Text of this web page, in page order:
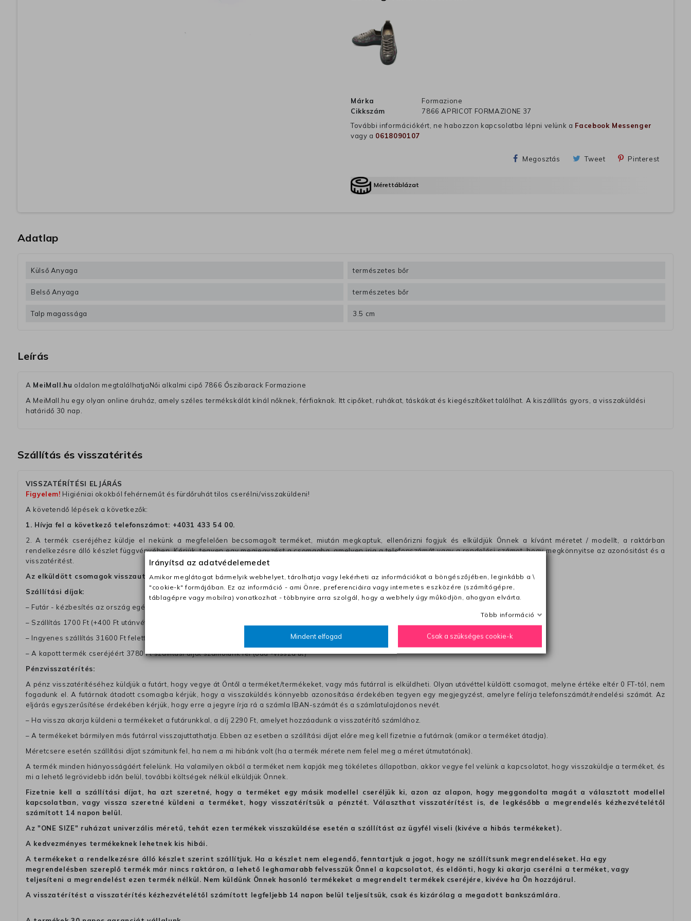
Márka
Formazione
Cikkszám
7866 APRICOT FORMAZIONE 37
További információkért, ne habozzon kapcsolatba lépni velünk a Facebook Messenger
vagy a 0618090107
Megosztás Tweet Pinterest
Mérettáblázat
Adatlap
Külső Anyaga természetes bőr
Belső Anyaga természetes bőr
Talp magassága 3.5 cm
Leírás
A MeiMall.hu oldalon megtalálhatjaNői alkalmi cipő 7866 Őszibarack Formazione
A MeiMall.hu egy olyan online áruház, amely széles termékskálát kínál nőknek, férfiaknak. Itt cipőket, ruhákat, táskákat és kiegészítőket találhat. A kiszállítás gyors, a visszaküldési
határidő 30 nap.
Szállítás és visszatérités
VISSZATÉRÍTÉSI ELJÁRÁS
Figyelem! Higiéniai okokból fehérneműt és fürdőruhát tilos cserélni/visszaküldeni!
A követendő lépések a következők:
1. Hívja fel a következő telefonszámot: +4031 433 54 00.
2. A termék cseréjéhez küldje el nekünk a megfelelően becsomagolt terméket, miután megkaptuk, ellenőrizni fogjuk és elküldjük Önnek a kívánt méretet / modellt, a raktárban
rendelkezésre álló készlet függvényében. Kérjük, tegyen egy megjegyzést a csomagba, amelyen irja a telefonszámát vagy a rendelési számot, hogy megkönnyitse az azonósitást és a
visszatéritést.
Az elküldött csomagok visszautasításra kerülnek, ha ezeket nem megfelelő módon csomagolják !!
Szállítási díjak:
– Futár - kézbesítés az ország egész területén, 2-3 munkanapon belül a megrendelés e-mailben / sms-ben történő megerősítésétől számítva
– Szállítás 1700 Ft (+400 Ft utánvéttel)
– Ingyenes szállítás 31600 Ft feletti megrendeléseknél (+400 Ft utánvétte)
– A kapott termék cseréjéért 3780 Ft szállítási díjat számolunk fel (oda -vissza út)
Pénzvisszatérítés:
A pénz visszatérítéséhez küldjük a futárt, hogy vegye át Öntől a terméket/termékeket, vagy más futárral is elküldheti. Olyan utávéttel küldött csomagot, melyne értéke eltér 0 FT-tól, nem
fogadunk el. A futárnak átadott csomagba kérjük, hogy a visszaküldés könnyebb azonosítása érdekében tegyen egy megjegyzést, amelyre felírja telefonszámát/rendelési számát. Az
eljárás egyszerűsítése érdekében kérjük, hogy erre a jegyre írja rá a számla IBAN-számát és a számlatulajdonos nevét.
– Ha vissza akarja küldeni a termékeket a futárunkkal, a díj 2290 Ft, amelyet hozzáadunk a visszatérítő számlához.
– A termékeket bármilyen más futárral visszajuttathatja. Ebben az esetben a szállítási díjat előre meg kell fizetnie a futárnak (amikor a terméket átadja).
Méretcsere esetén szállítási díjat számitunk fel, ha nem a mi hibánk volt (ha a termék mérete nem felel meg a méret útmutatónak).
A termék minden hiányosságáért felelünk. Ha valamilyen okból a terméket nem kapják meg tökéletes állapotban, akkor vegye fel velünk a kapcsolatot, hogy visszaküldje a terméket, és
mi a lehető legrövidebb időn belül, további költségek nélkül elküldjük Önnek.
Fizetnie kell a szállítási díjat, ha azt szeretné, hogy a terméket egy másik modellel cseréljük ki, azon az alapon, hogy meggondolta magát a választott modellel
kapcsolatban, vagy vissza szeretné küldeni a terméket, hogy visszatérítsük a pénztét. Választhat visszatérítést is, de legkésőbb a megrendelés kézhezvételétől
számított 14 napon belül.
Az "ONE SIZE" ruházat univerzális méretű, tehát ezen termékek visszaküldése esetén a szállítást az ügyfél viseli (kivéve a hibás termékeket).
A kedvezményes termékeknek lehetnek kis hibái.
A termékeket a rendelkezésre álló készlet szerint szállítjuk. Ha a készlet nem elegendő, fenntartjuk a jogot, hogy ne szállítsunk megrendeléseket. Ha egy
megrendelésben szereplő termék már nincs raktáron, a lehető leghamarabb felvesszük Önnel a kapcsolatot, és eldönti, hogy ki akarja cserélni a terméket, vagy
teljesíteni a megrendelést ezen termék nélkül. Nem küldünk Önnek hasonló termékeket a megrendelt termékek cseréjére, kivéve ha Ön hozzájárul.
A visszatérítést a visszatérítés kézhezvételétől számított legfeljebb 14 napon belül teljesítsük, csak és kizárólag a megadott bankszámlára.
Irányítsd az adatvédelemedet
Amikor meglátogat bármelyik webhelyet, tárolhatja vagy lekérheti az információkat a böngészőjében, leginkább a \
"cookie-k" formájában. Ez az információ - ami Önre, preferenciáira vagy internetes eszközére (számítógépre,
táblagépre vagy mobilra) vonatkozhat - többnyire arra szolgál, hogy a webhely úgy működjön, ahogyan elvárta.
Több információ
Mindent elfogad Csak a szükséges cookie-k